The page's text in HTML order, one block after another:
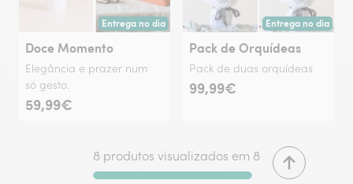
Entrega no dia
Entrega hoje ou na data à tua escolha.
Doce Momento
Elegância e prazer num
só gesto.
59,99€
Entrega no dia
Entrega hoje ou na
Pack de Orquídeas
Pack de duas orquídeas
99,99€
8 produtos visualizados em 8